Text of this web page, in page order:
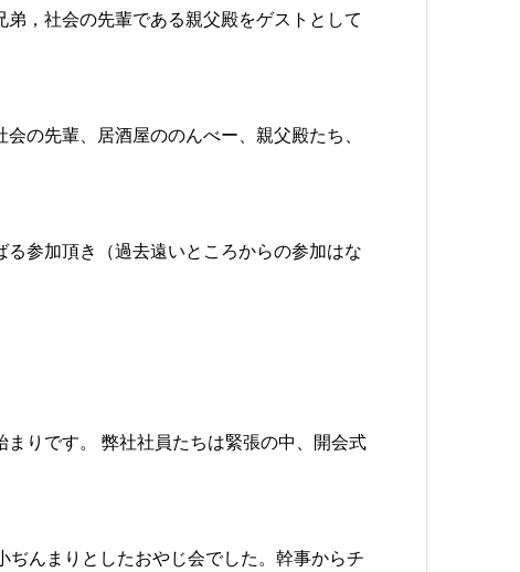
，社会の先輩である親父殿をゲストとして
の先輩、居酒屋ののんべー、親父殿たち、
参加頂き（過去遠いところからの参加はな
りです。 弊社社員たちは緊張の中、開会式
んまりとしたおやじ会でした。幹事からチ